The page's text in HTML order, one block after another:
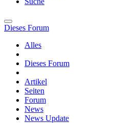
Dieses Forum
Alles
Dieses Forum
Artikel
Seiten
Forum
News
News Update